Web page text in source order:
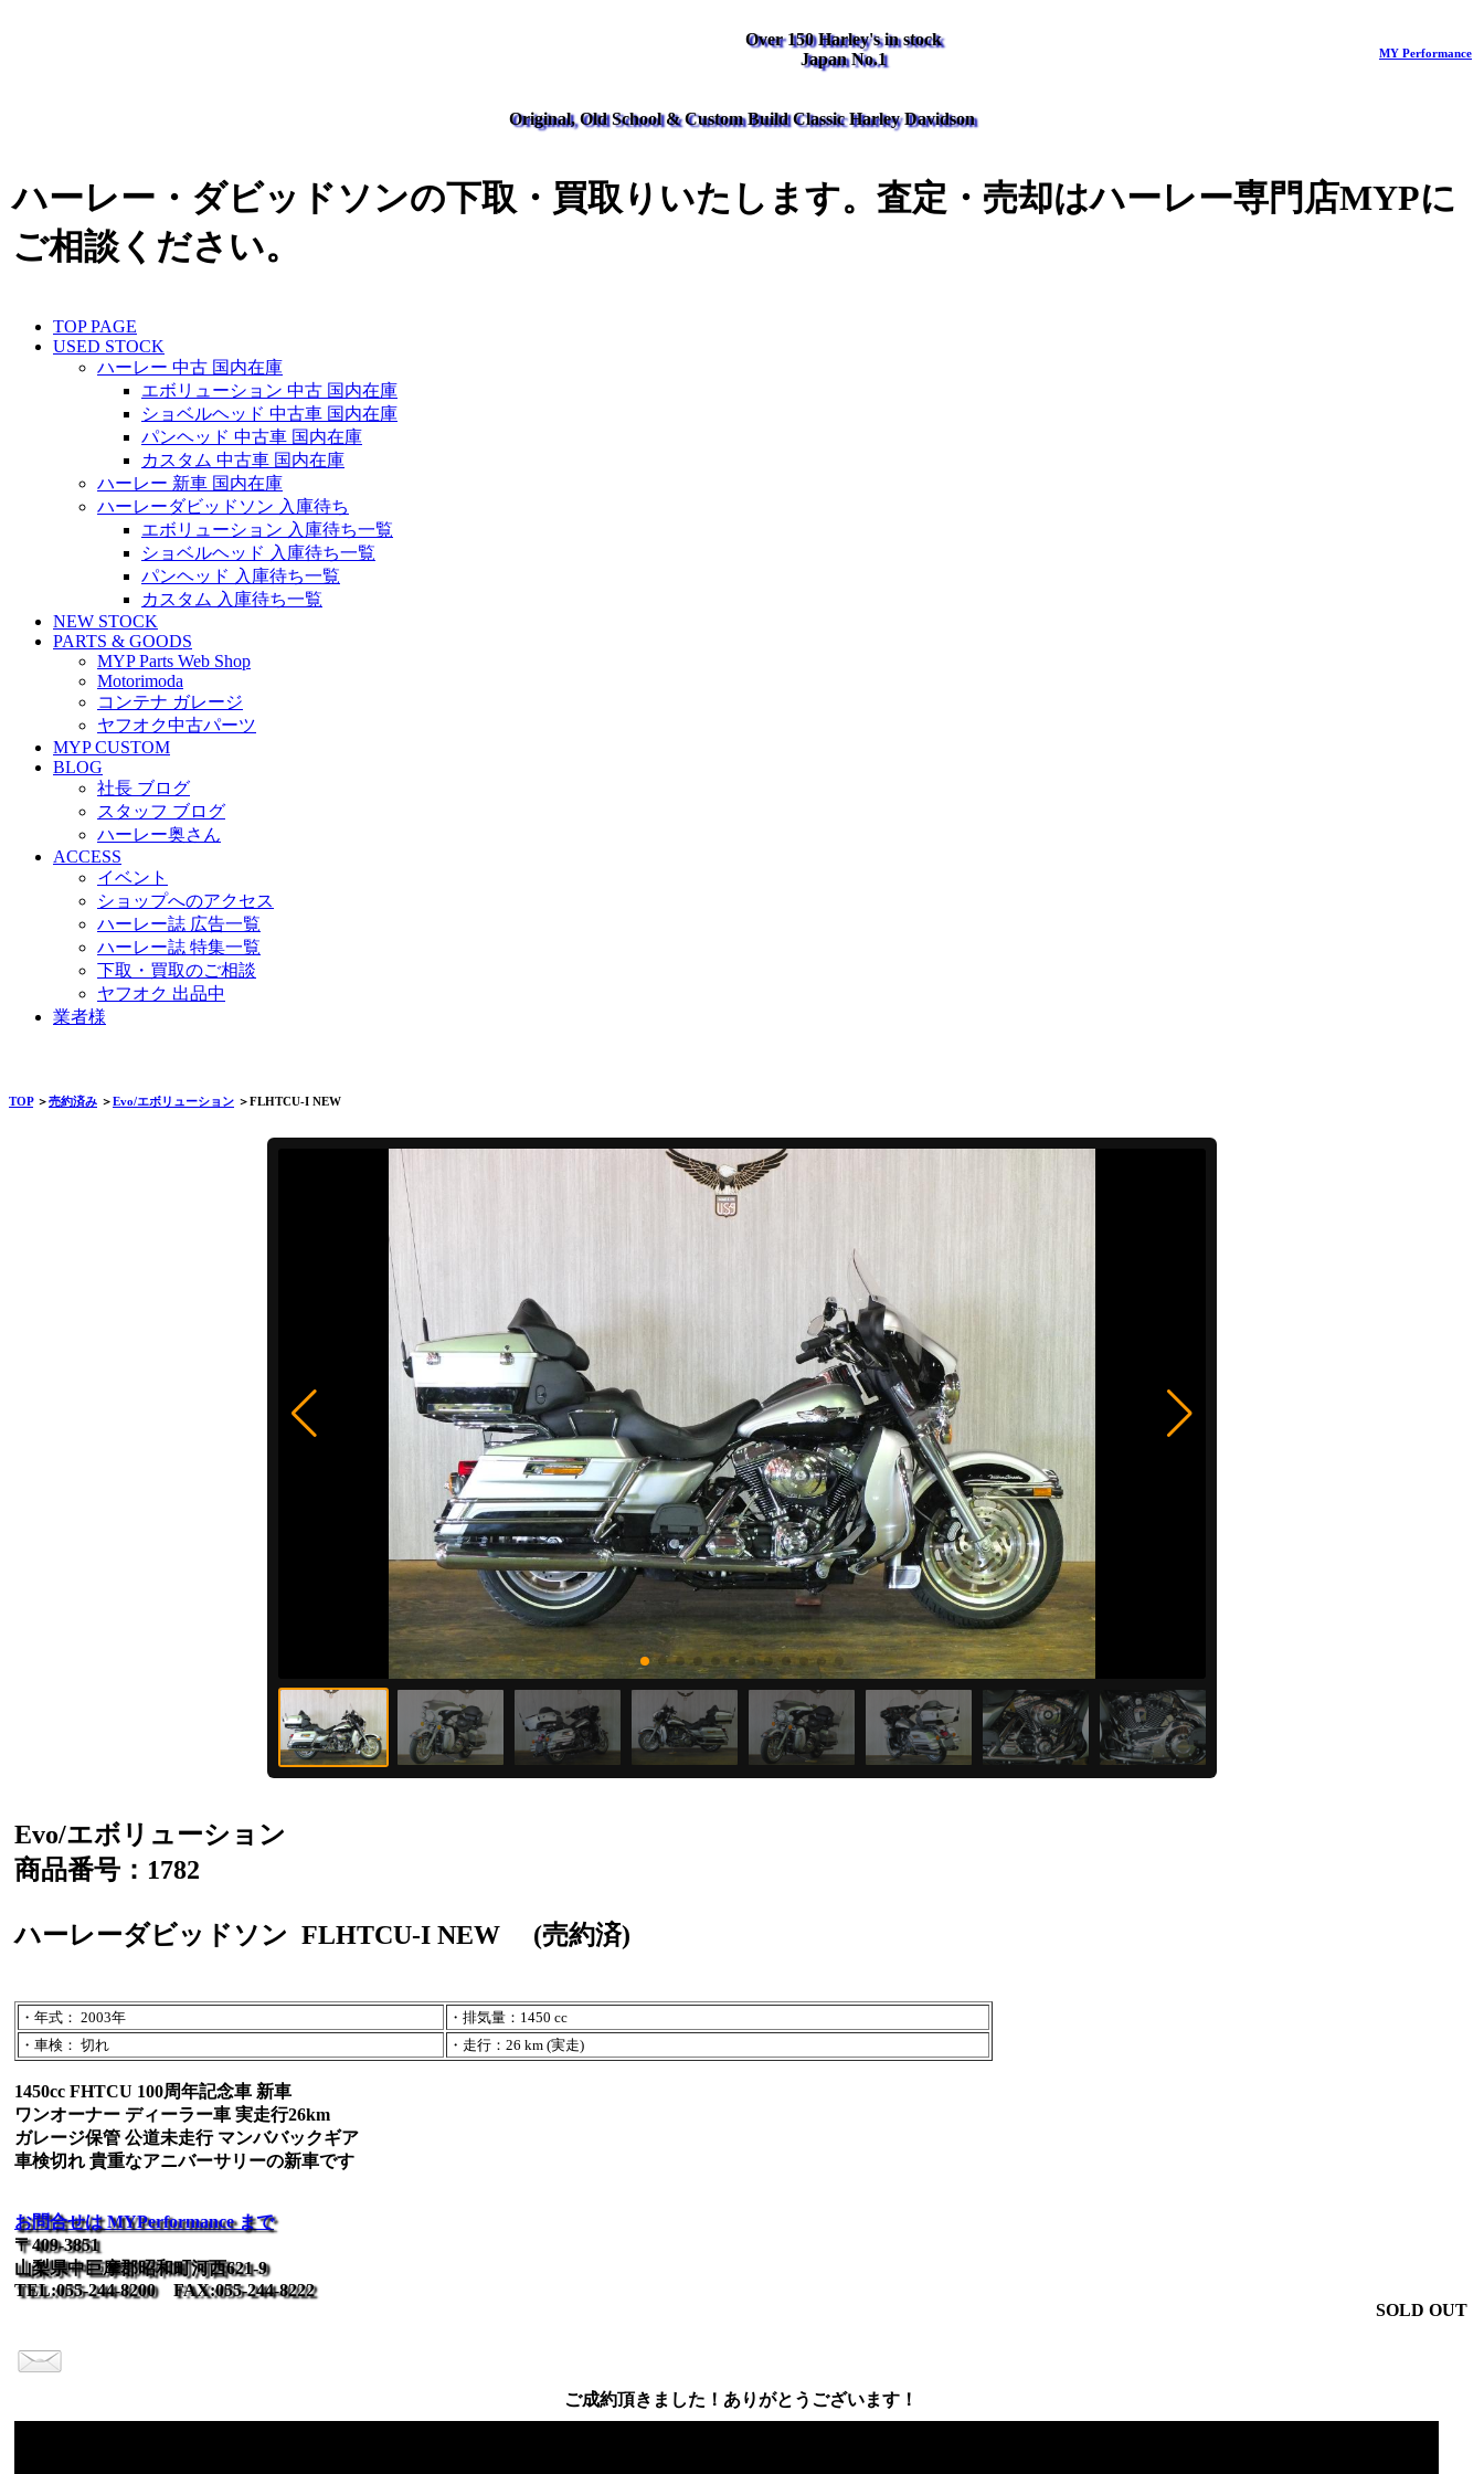
Over 150 Harley's in stock
Japan No.1
MY Performance
Original, Old School & Custom Build Classic Harley Davidson
ハーレー・ダビッドソンの下取・買取りいたします。査定・売却はハーレー専門店MYPに
ご相談ください。
TOP PAGE
USED STOCK
ハーレー 中古 国内在庫
エボリューション 中古 国内在庫
ショベルヘッド 中古車 国内在庫
パンヘッド 中古車 国内在庫
カスタム 中古車 国内在庫
ハーレー 新車 国内在庫
ハーレーダビッドソン 入庫待ち
エボリューション 入庫待ち一覧
ショベルヘッド 入庫待ち一覧
パンヘッド 入庫待ち一覧
カスタム 入庫待ち一覧
NEW STOCK
PARTS & GOODS
MYP Parts Web Shop
Motorimoda
コンテナ ガレージ
ヤフオク中古パーツ
MYP CUSTOM
BLOG
社長 ブログ
スタッフ ブログ
ハーレー奥さん
ACCESS
イベント
ショップへのアクセス
ハーレー誌 広告一覧
ハーレー誌 特集一覧
下取・買取のご相談
ヤフオク 出品中
業者様
TOP＞売約済み ＞Evo/エボリューション ＞FLHTCU-I NEW
Evo/エボリューション
商品番号：1782
ハーレーダビッドソン FLHTCU-I NEW (売約済)
・年式： 2003年
・排気量：1450 cc
・車検： 切れ
・走行：26 km (実走)
1450cc FHTCU 100周年記念車 新車
ワンオーナー ディーラー車 実走行26km
ガレージ保管 公道未走行 マンババックギア
車検切れ 貴重なアニバーサリーの新車です
お問合せは MYPerformance まで
〒409-3851
山梨県中巨摩郡昭和町河西621-9
TEL:055-244-8200 FAX:055-244-8222
SOLD OUT
ご成約頂きました！ありがとうございます！